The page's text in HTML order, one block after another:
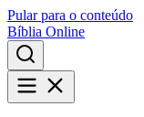
Pular para o conteúdo
Bíblia Online